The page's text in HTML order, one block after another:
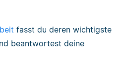
fasst du deren wichtigste
beantwortest deine